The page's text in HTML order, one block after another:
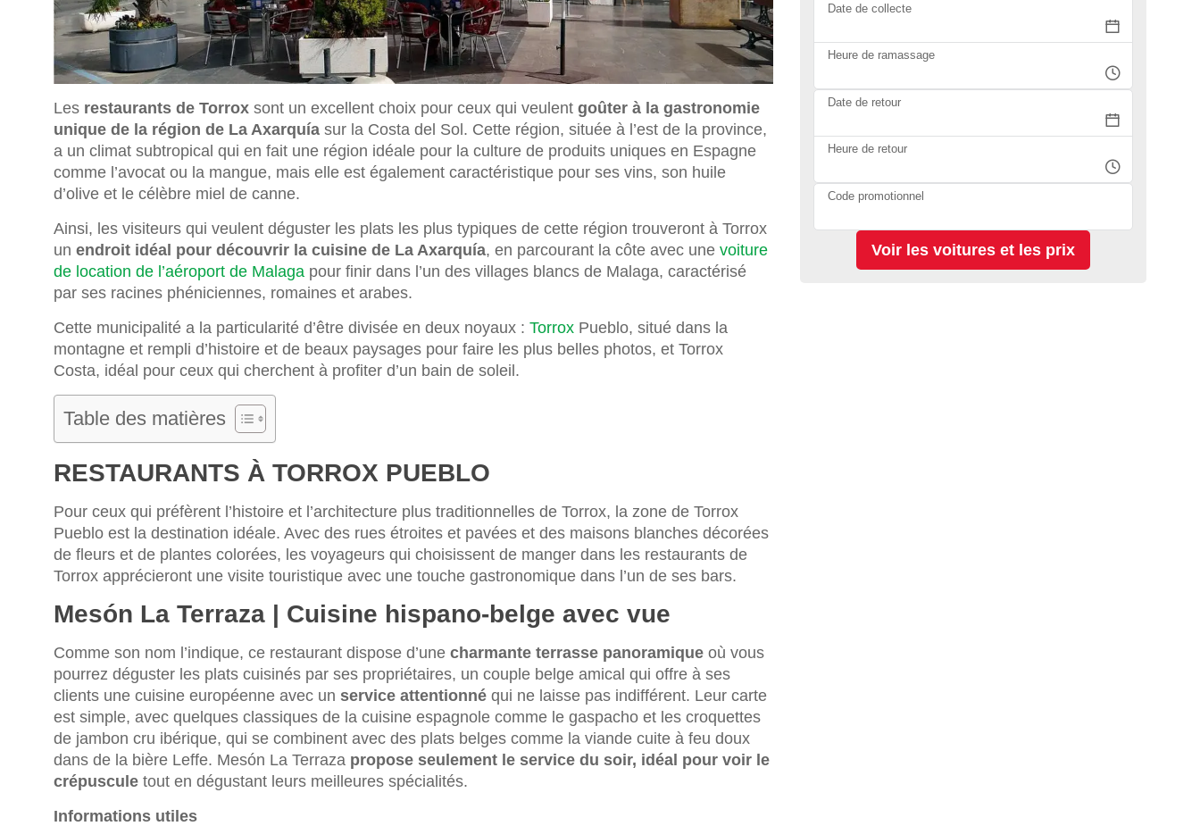
Les restaurants de Torrox sont un excellent choix pour ceux qui veulent goûter à la gastronomie
unique de la région de La Axarquía sur la Costa del Sol. Cette région, située à l’est de la province,
a un climat subtropical qui en fait une région idéale pour la culture de produits uniques en Espagne
comme l’avocat ou la mangue, mais elle est également caractéristique pour ses vins, son huile
d’olive et le célèbre miel de canne.
Ainsi, les visiteurs qui veulent déguster les plats les plus typiques de cette région trouveront à Torrox
un endroit idéal pour découvrir la cuisine de La Axarquía, en parcourant la côte avec une voiture
de location de l’aéroport de Malaga pour finir dans l’un des villages blancs de Malaga, caractérisé
par ses racines phéniciennes, romaines et arabes.
Cette municipalité a la particularité d’être divisée en deux noyaux : Torrox Pueblo, situé dans la
montagne et rempli d’histoire et de beaux paysages pour faire les plus belles photos, et Torrox
Costa, idéal pour ceux qui cherchent à profiter d’un bain de soleil.
Table des matières
RESTAURANTS À TORROX PUEBLO
Pour ceux qui préfèrent l’histoire et l’architecture plus traditionnelles de Torrox, la zone de Torrox
Pueblo est la destination idéale. Avec des rues étroites et pavées et des maisons blanches décorées
de fleurs et de plantes colorées, les voyageurs qui choisissent de manger dans les restaurants de
Torrox apprécieront une visite touristique avec une touche gastronomique dans l’un de ses bars.
Mesón La Terraza | Cuisine hispano-belge avec vue
Comme son nom l’indique, ce restaurant dispose d’une charmante terrasse panoramique où vous
pourrez déguster les plats cuisinés par ses propriétaires, un couple belge amical qui offre à ses
clients une cuisine européenne avec un service attentionné qui ne laisse pas indifférent. Leur carte
est simple, avec quelques classiques de la cuisine espagnole comme le gaspacho et les croquettes
de jambon cru ibérique, qui se combinent avec des plats belges comme la viande cuite à feu doux
dans de la bière Leffe. Mesón La Terraza propose seulement le service du soir, idéal pour voir le
crépuscule tout en dégustant leurs meilleures spécialités.
Informations utiles
Date de collecte
Heure de ramassage
Date de retour
Heure de retour
Code promotionnel